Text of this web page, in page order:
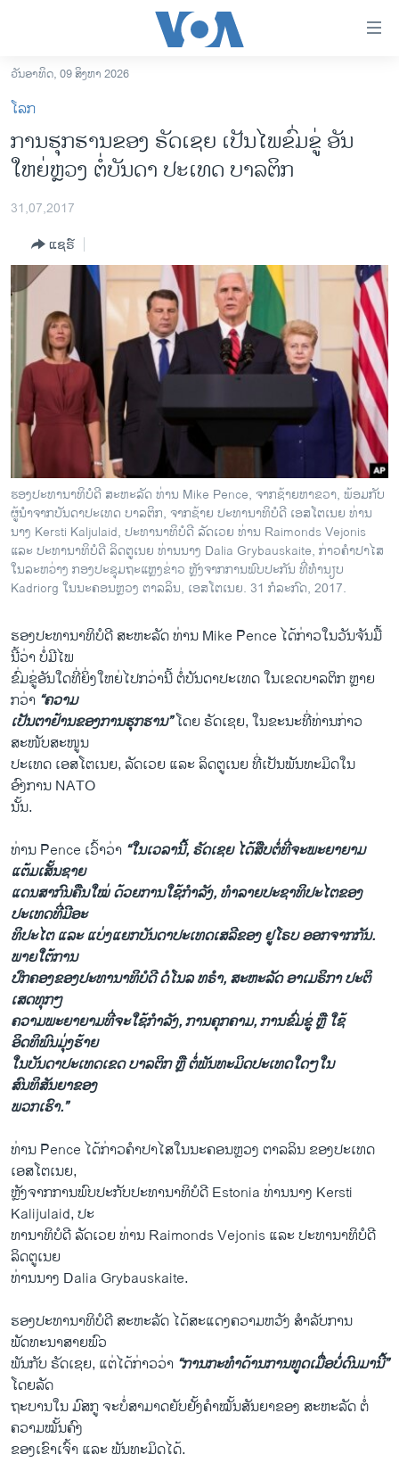
ເຂົ້າ
ຫາ
ຂ້າມ
ຂ້າມ
ຫາ
ອາເມຣິກາ
ການເລືອກຕັ້ງ ປະທານາທີບໍດີ ສະຫະລັດ 2024
ຂ່າວ​ຈີນ
ໂລກ
ເອເຊຍ
ອິດສະຫຼະພາບດ້ານການຂ່າວ
ຊີວິດຊາວລາວ
ຊຸມຊົນຊາວລາວ
ວິທະຍາສາດ-ເທັກໂນໂລຈີ
ທຸລະກິດ
ພາສາອັງກິດ
ວີດີໂອ
ສຽງ
ລາຍການກະຈາຍສຽງ
ຕິດຕາມພວກເຮົາ ທີ່
ພາສາຕ່າງໆ
ວັນອາທິດ, 09 ສິງຫາ 2026
ໂລກ
ການຮຸກຮານຂອງ ຣັດເຊຍ ເປັນໄພຂົ່ມຂູ່ ອັນ
ໃຫຍ່ຫຼວງ ຕໍ່ບັນດາ ປະເທດ ບາລຕິກ
31,07,2017
ແຊຣ໌
ຮອງປະທານາທິບໍດີ ສະຫະລັດ ທ່ານ Mike Pence, ຈາກຊ້າຍຫາຂວາ, ພ້ອມກັບ
ຜູ້ນຳຈາກບັນດາປະເທດ ບາລຕິກ, ຈາກຊ້າຍ ປະທານາທິບໍດີ ເອສໂຕເນຍ ທ່ານ
ນາງ Kersti Kaljulaid, ປະທານາທິບໍດີ ລັດເວຍ ທ່ານ Raimonds Vejonis
ແລະ ປະທານາທິບໍດີ ລິດຕູເນຍ ທ່ານນາງ Dalia Grybauskaite, ກ່າວຄຳປາໄສ
ໃນລະຫວ່າງ ກອງປະຊຸມຖະແຫຼງຂ່າວ ຫຼັງຈາກການພົບປະກັນ ທີ່ທຳນຽບ
Kadriorg ໃນນະຄອນຫຼວງ ຕາລລິນ, ເອສໂຕເນຍ. 31 ກໍລະກົດ, 2017.
ຮອງປະທານາທິບໍດີ ສະຫະລັດ ທ່ານ Mike Pence ໄດ້ກ່າວໃນວັນຈັນມື້
ນີ້ວ່າ ບໍ່ມີໄພ
ຂົ່ມຂູ່ອັນໃດທີ່ຍິ່ງໃຫຍ່ໄປກວ່ານີ້ ຕໍ່ບັນດາປະເທດ ໃນເຂດບາລຕິກ ຫຼາຍ
ກວ່າ “ຄວາມ
ເປັນຕາຢ້ານຂອງການຮຸກຮານ”ໂດຍ ຣັດເຊຍ, ໃນຂະນະທີ່ທ່ານກ່າວ
ສະໜັບສະໜູນ
ປະເທດ ເອສໂຕເນຍ, ລັດເວຍ ແລະ ລິດຕູເນຍ ທີ່ເປັນພັນທະມິດໃນ
ອົງການ NATO
ນັ້ນ.
ທ່ານ Pence ເວົ້າວ່າ “ໃນເວລານີ້, ຣັດເຊຍ ໄດ້ສືບຕໍ່ທີ່ຈະພະຍາຍາມ
ແຕ້ມເສັ້ນຊາຍ
ແດນສາກົນຄືນໃໝ່ ດ້ວຍການໃຊ້ກຳລັງ, ທຳລາຍປະຊາທິປະໄຕຂອງ
ປະເທດທີ່ມີອະ
ທິປະໄຕ ແລະ ແບ່ງແຍກບັນດາປະເທດເສລີຂອງ ຢູໂຣບ ອອກຈາກກັນ.
ພາຍໃຕ້ການ
ປົກຄອງຂອງປະທານາທິບໍດີ ດໍໂນລ ທຣຳ, ສະຫະລັດ ອາເມຣິກາ ປະຕິ
ເສດທຸກໆ
ຄວາມພະຍາຍາມທີ່ຈະໃຊ້ກຳລັງ, ການຄຸກຄາມ, ການຂົ່ມຂູ່ ຫຼື ໃຊ້
ອິດທິພົນມຸ່ງຮ້າຍ
ໃນບັນດາປະເທດເຂດ ບາລຕິກ ຫຼື ຕໍ່ພັນທະມິດປະເທດໃດໆໃນ
ສົນທິສັນຍາຂອງ
ພວກເຮົາ.”
ທ່ານ Pence ໄດ້ກ່າວຄຳປາໄສໃນນະຄອນຫຼວງ ຕາລລິນ ຂອງປະເທດ
ເອສໂຕເນຍ,
ຫຼັງຈາກການພົບປະກັບປະທານາທິບໍດີ Estonia ທ່ານນາງ Kersti
Kalijulaid, ປະ
ທານາທິບໍດີ ລັດເວຍ ທ່ານ Raimonds Vejonis ແລະ ປະທານາທິບໍດີ
ລິດຕູເນຍ
ທ່ານນາງ Dalia Grybauskaite.
ຮອງປະທານາທິບໍດີ ສະຫະລັດ ໄດ້ສະແດງຄວາມຫວັງ ສຳລັບການ
ພັດທະນາສາຍພົວ
ພັນກັບ ຣັດເຊຍ, ແຕ່ໄດ້ກ່າວວ່າ “ການກະທຳດ້ານການທູດເມື່ອບໍ່ດົນມານີ້”
ໂດຍລັດ
ຖະບານໃນ ມົສກູ ຈະບໍ່ສາມາດຍັບຢັ້ງຄຳໝັ້ນສັນຍາຂອງ ສະຫະລັດ ຕໍ່
ຄວາມໝັ້ນຄົງ
ຂອງເຂົາເຈົ້າ ແລະ ພັນທະມິດໄດ້.